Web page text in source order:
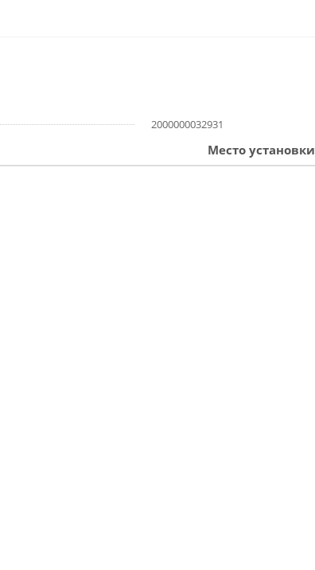
2000000032931
Место установки